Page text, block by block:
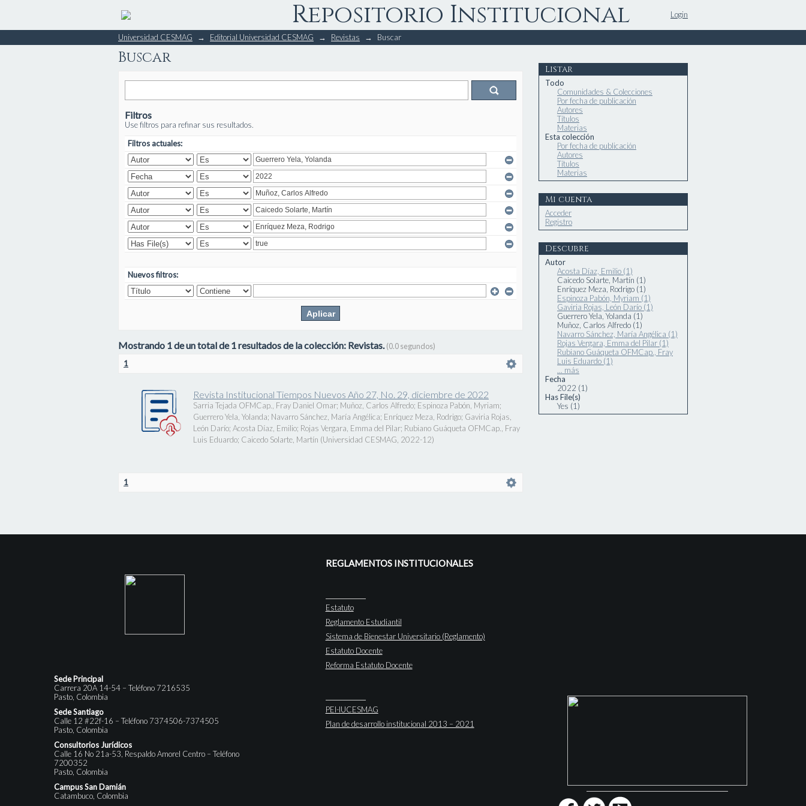
Repositorio Institucional
Buscar
Login
Universidad CESMAG → Editorial Universidad CESMAG → Revistas → Buscar
Buscar
Filtros
Use filtros para refinar sus resultados.
Filtros actuales:
Nuevos filtros:
Mostrando 1 de un total de 1 resultados de la colección: Revistas.(0.0 segundos)
1
Revista Institucional Tiempos Nuevos Año 27, No. 29, diciembre de 2022
Sarria Tejada OFMCap., Fray Daniel Omar; Muñoz, Carlos Alfredo; Espinoza Pabón, Myriam;
Guerrero Yela, Yolanda; Navarro Sánchez, María Angélica; Enríquez Meza, Rodrigo; Gaviria Rojas,
León Darío; Acosta Díaz, Emilio; Rojas Vergara, Emma del Pilar; Rubiano Guáqueta OFMCap., Fray
Luis Eduardo; Caicedo Solarte, Martín (Universidad CESMAG 2022-12)
1
Listar
Todo
Comunidades & Colecciones
Por fecha de publicación
Autores
Títulos
Materias
Esta colección
Por fecha de publicación
Autores
Títulos
Materias
Mi cuenta
Acceder
Registro
Descubre
Autor
Acosta Díaz, Emilio (1)
Caicedo Solarte, Martín (1)
Enríquez Meza, Rodrigo (1)
Espinoza Pabón, Myriam (1)
Gaviria Rojas, León Darío (1)
Guerrero Yela, Yolanda (1)
Muñoz, Carlos Alfredo (1)
Navarro Sánchez, María Angélica (1)
Rojas Vergara, Emma del Pilar (1)
Rubiano Guáqueta OFMCap., Fray
Luis Eduardo (1)
... más
Fecha
2022 (1)
Has File(s)
Yes (1)
Sede Principal
Carrera 20A 14-54 – Teléfono 7216535
Pasto, Colombia
Sede Santiago
Calle 12 #22f-16 – Teléfono 7374506-7374505
Pasto, Colombia
Consultorios Jurídicos
Calle 16 No 21a-53, Respaldo Amorel Centro – Teléfono
7200352
Pasto, Colombia
Campus San Damián
Catambuco, Colombia
REGLAMENTOS INSTITUCIONALES
Estatuto
Reglamento Estudiantil
Sistema de Bienestar Universitario (Reglamento)
Estatuto Docente
Reforma Estatuto Docente
PEI-IUCESMAG
Plan de desarrollo institucional 2013 – 2021